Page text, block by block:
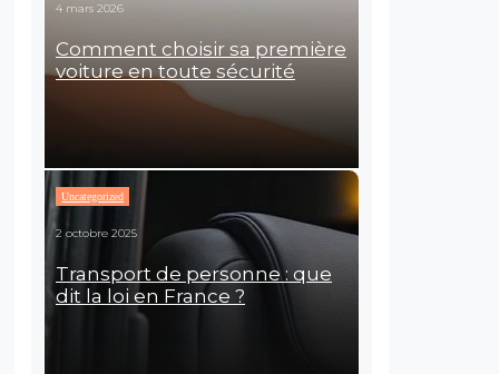
4 mars 2026
Comment choisir sa première
voiture en toute sécurité
Uncategorized
2 octobre 2025
Transport de personne : que
dit la loi en France ?